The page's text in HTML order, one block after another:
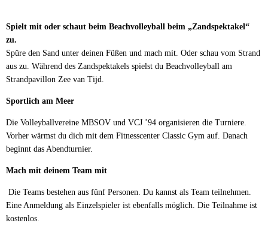
Spielt mit oder schaut beim Beachvolleyball beim „Zandspektakel“
zu.
Spüre den Sand unter deinen Füßen und mach mit. Oder schau vom Strand
aus zu. Während des Zandspektakels spielst du Beachvolleyball am
Strandpavillon Zee van Tijd.
Sportlich am Meer
Die Volleyballvereine MBSOV und VCJ ’94 organisieren die Turniere.
Vorher wärmst du dich mit dem Fitnesscenter Classic Gym auf. Danach
beginnt das Abendturnier.
Mach mit deinem Team mit
Die Teams bestehen aus fünf Personen. Du kannst als Team teilnehmen.
Eine Anmeldung als Einzelspieler ist ebenfalls möglich. Die Teilnahme ist
kostenlos.